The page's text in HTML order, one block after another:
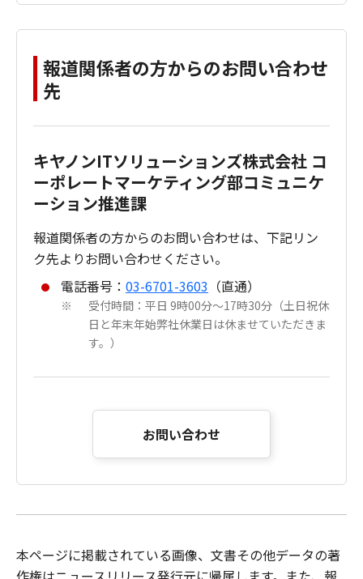
報道関係者の方からのお問い合わせ
先
キヤノンITソリューションズ株式会社 コ
ーポレートマーケティング部コミュニケ
ーション推進課
報道関係者の方からのお問い合わせは、下記リン
ク先よりお問い合わせください。
電話番号： 03-6701-3603 （直通）
※
受付時間：平日 9時00分～17時30分（土日祝休
日と年末年始弊社休業日は休ませていただきま
す。）
お問い合わせ
本ページに掲載されている画像、文書その他データの著